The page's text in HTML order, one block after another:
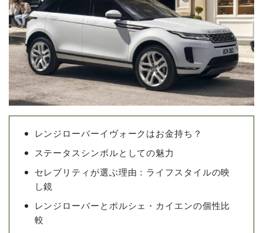
レンジローバーイヴォークはお金持ち？
ステータスシンボルとしての魅力
セレブリティが選ぶ理由：ライフスタイルの映
し鏡
レンジローバーとポルシェ・カイエンの個性比
較